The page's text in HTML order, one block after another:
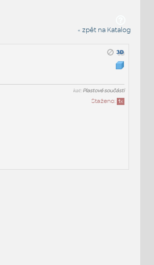
« zpět na Katalog
kat:Plastové součásti
Staženo: 1x